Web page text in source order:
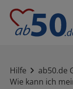
Hilfe
ab50.de
Wie kann ich